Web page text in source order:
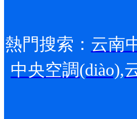
熱門搜索： 云南
中央空調(diào),